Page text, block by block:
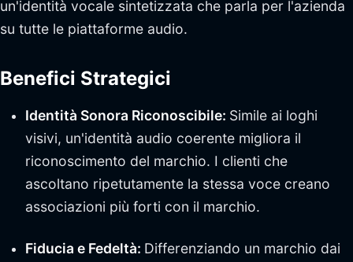
un'identità vocale sintetizzata che parla per l'azienda
su tutte le piattaforme audio.
Benefici Strategici
Identità Sonora Riconoscibile: Simile ai loghi
visivi, un'identità audio coerente migliora il
riconoscimento del marchio. I clienti che
ascoltano ripetutamente la stessa voce creano
associazioni più forti con il marchio.
Fiducia e Fedeltà: Differenziando un marchio dai